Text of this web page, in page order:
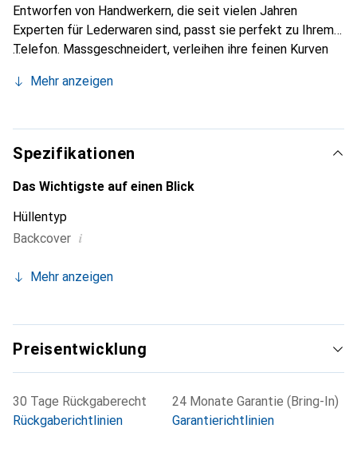
Entworfen von Handwerkern, die seit vielen Jahren
Experten für Lederwaren sind, passt sie perfekt zu Ihrem
Telefon. Massgeschneidert, verleihen ihre feinen Kurven
unverzichtbaren Accessoire für Ihr Smartphone.
die Marke Noreve eine sichere Wahl für eine
anspruchsvolle Kundschaft.
Mehr anzeigen
Spezifikationen
Das Wichtigste auf einen Blick
Hüllentyp
Backcover i
Mehr anzeigen
Preisentwicklung
30 Tage Rückgaberecht
Rückgaberichtlinien
24 Monate Garantie (Bring-In)
Garantierichtlinien